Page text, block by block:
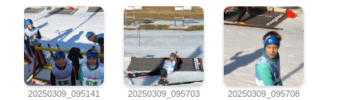
20250309_095141 20250309_095703 20250309_095708